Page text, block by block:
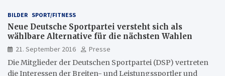
BILDER SPORT/FITNESS
Neue Deutsche Sportpartei versteht sich als
wählbare Alternative für die nächsten Wahlen
21. September 2016
Presse
Die Mitglieder der Deutschen Sportpartei (DSP) vertreten
die Interessen der Breiten- und Leistungssportler und